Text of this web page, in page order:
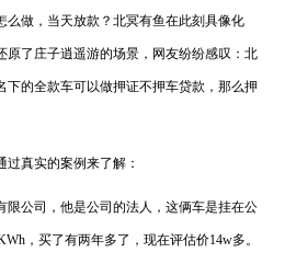
做，当天放款？北冥有鱼在此刻具像化
原了庄子逍遥游的场景，网友纷纷感叹：北
下的全款车可以做押证不押车贷款，那么押
真实的案例来了解：
公司，他是公司的法人，这俩车是挂在公
，买了有两年多了，现在评估价14w多。